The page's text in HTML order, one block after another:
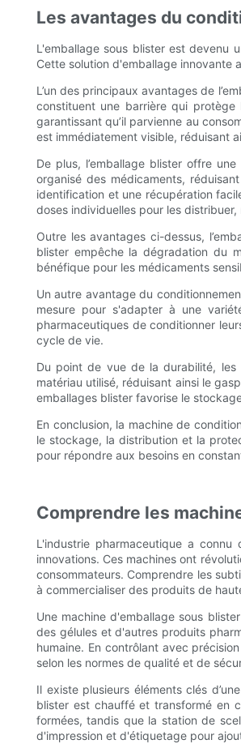
Les avantages du
L'emballage sous blister est devenu
Cette solution d'emballage innovante
L’un des principaux avantages de
constituent une barrière qui protège
garantissant qu’il parvienne au
est immédiatement visible, réduisant
De plus, l’emballage blister offre
organisé des médicaments,
identification et une récupération
doses individuelles pour les
Outre les avantages ci-dessus,
blister empêche la dégradation du
bénéfique pour les médicaments
Un autre avantage du
mesure pour s'adapter à une
pharmaceutiques de conditionner
cycle de vie.
Du point de vue de la durabilité, les
matériau utilisé, réduisant ainsi le
emballages blister favorise le
En conclusion, la machine de
le stockage, la distribution et la
pour répondre aux besoins en
Comprendre les
L'industrie pharmaceutique a
innovations. Ces machines ont
consommateurs. Comprendre les
à commercialiser des produits de
Une machine d'emballage sous
des gélules et d'autres produits
humaine. En contrôlant avec
selon les normes de qualité et de
Il existe plusieurs éléments clés
blister est chauffé et transformé en
formées, tandis que la station de
d'impression et d'étiquetage pour